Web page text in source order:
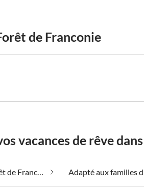
de Franconie
vacances de rêve
Accessibilité dans le Forêt de Franconie